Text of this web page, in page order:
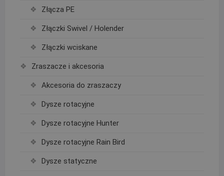
Złącza PE
Złączki Swivel / Holender
Złączki wciskane
Zraszacze i akcesoria
Akcesoria do zraszaczy
Dysze rotacyjne
Dysze rotacyjne Hunter
Dysze rotacyjne Rain Bird
Dysze statyczne